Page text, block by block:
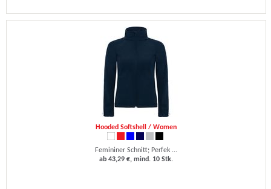
Hooded Softshell / Women
Femininer Schnitt; Perfek ...
ab 43,29 €, mind. 10 Stk.